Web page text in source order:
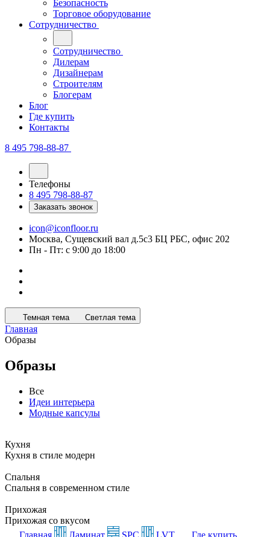
Безопасность
Торговое оборудование
Сотрудничество
Сотрудничество
Дилерам
Дизайнерам
Строителям
Блогерам
Блог
Где купить
Контакты
8 495 798-88-87
Телефоны
8 495 798-88-87
Заказать звонок
icon@iconfloor.ru
Москва, Сущевский вал д.5с3 БЦ РБС, офис 202
Пн - Пт: с 9:00 до 18:00
Темная тема Светлая тема
Главная
Образы
Образы
Все
Идеи интерьера
Модные капсулы
Кухня
Кухня в стиле модерн
Спальня
Спальня в современном стиле
Прихожая
Прихожая со вкусом
Главная
Ламинат SPC LVT Где купить